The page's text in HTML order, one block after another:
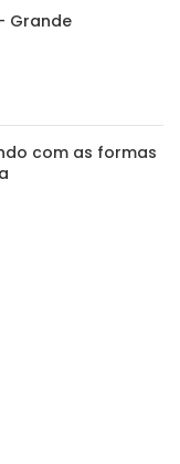
Grande
com as formas